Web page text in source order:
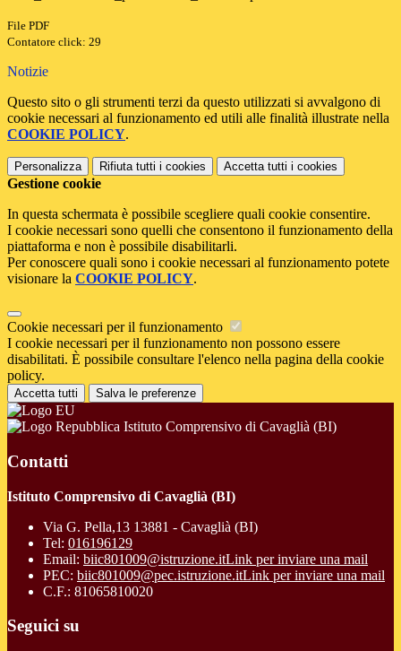
File PDF
Contatore click: 29
Notizie
Questo sito o gli strumenti terzi da questo utilizzati si avvalgono di
cookie necessari al funzionamento ed utili alle finalità illustrate nella
COOKIE POLICY.
Personalizza Rifiuta tutti i cookies Accetta tutti i cookies
Gestione cookie
In questa schermata è possibile scegliere quali cookie consentire.
I cookie necessari sono quelli che consentono il funzionamento della
piattaforma e non è possibile disabilitarli.
Per conoscere quali sono i cookie necessari al funzionamento potete
visionare la COOKIE POLICY.
Cookie necessari per il funzionamento
I cookie necessari per il funzionamento non possono essere
disabilitati. È possibile consultare l'elenco nella pagina della cookie
policy.
Accetta tutti Salva le preferenze
Istituto Comprensivo di Cavaglià (BI)
Contatti
Istituto Comprensivo di Cavaglià (BI)
Via G. Pella,13 13881 - Cavaglià (BI)
Tel: 016196129
Email: biic801009@istruzione.itLink per inviare una mail
PEC: biic801009@pec.istruzione.itLink per inviare una mail
C.F.: 81065810020
Seguici su